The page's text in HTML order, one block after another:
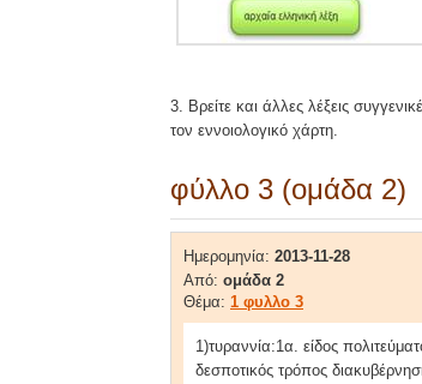
3. Βρείτε και άλλες λέξεις
τον εννοιολογικό χάρτη.
φύλλο 3 (ομάδα 2)
Ημερομηνία: 2013-11-28
Από: ομάδα 2
Θέμα: 1 φυλλο 3
1)τυραννία:1α. είδος
δεσποτικός τρόπος